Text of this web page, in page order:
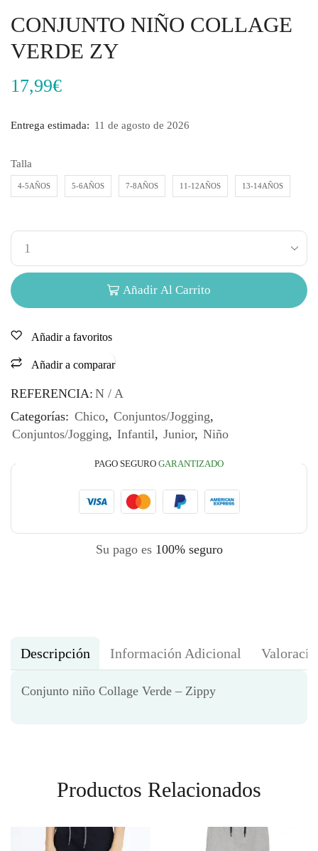
CONJUNTO NIÑO COLLAGE
VERDE ZY
17,99€
Entrega estimada: 11 de agosto de 2026
Talla
4-5AÑOS 5-6AÑOS 7-8AÑOS 11-12AÑOS 13-14AÑOS
Añadir Al Carrito
Añadir a favoritos
Añadir a comparar
REFERENCIA: N / A
Categorías: Chico, Conjuntos/Jogging,
Conjuntos/Jogging, Infantil, Junior, Niño
PAGO SEGURO GARANTIZADO
Su pago es 100% seguro
Descripción Información Adicional
Conjunto niño Collage Verde – Zippy
Productos Relacionados